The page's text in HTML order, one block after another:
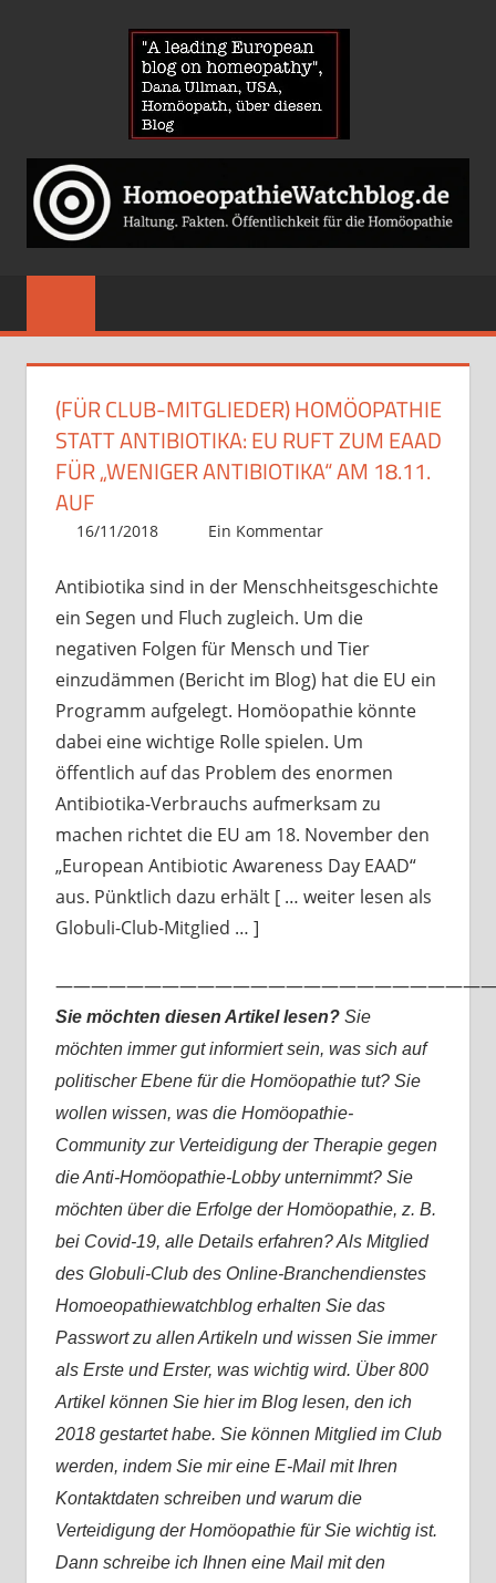
News
über
Homöopathie
und
Gegner
(FÜR CLUB-MITGLIEDER) HOMÖOPATHIE
STATT ANTIBIOTIKA: EU RUFT ZUM EAAD
FÜR „WENIGER ANTIBIOTIKA“ AM 18.11.
AUF
16/11/2018 Christian J. Becker
Allgemein
Ein Kommentar
Antibiotika sind in der Menschheitsgeschichte
ein Segen und Fluch zugleich. Um die
negativen Folgen für Mensch und Tier
einzudämmen (Bericht im Blog) hat die EU ein
Programm aufgelegt. Homöopathie könnte
dabei eine wichtige Rolle spielen. Um
öffentlich auf das Problem des enormen
Antibiotika-Verbrauchs aufmerksam zu
machen richtet die EU am 18. November den
„European Antibiotic Awareness Day EAAD“
aus. Pünktlich dazu erhält [ … weiter lesen als
Globuli-Club-Mitglied … ]
Sie möchten diesen Artikel lesen? Sie
möchten immer gut informiert sein, was sich auf
politischer Ebene für die Homöopathie tut? Sie
wollen wissen, was die Homöopathie-
Community zur Verteidigung der Therapie gegen
die Anti-Homöopathie-Lobby unternimmt? Sie
möchten über die Erfolge der Homöopathie, z. B.
bei Covid-19, alle Details erfahren? Als Mitglied
des Globuli-Club des Online-Branchendienstes
Homoeopathiewatchblog erhalten Sie das
Passwort zu allen Artikeln und wissen Sie immer
als Erste und Erster, was wichtig wird. Über 800
Artikel können Sie hier im Blog lesen, den ich
2018 gestartet habe. Sie können Mitglied im Club
werden, indem Sie mir eine E-Mail mit Ihren
Kontaktdaten schreiben und warum die
Verteidigung der Homöopathie für Sie wichtig ist.
Dann schreibe ich Ihnen eine Mail mit den